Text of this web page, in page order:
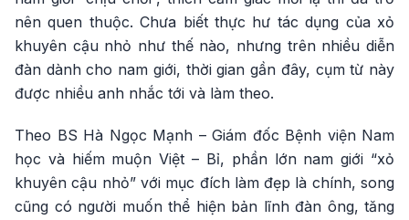
nên quen thuộc. Chưa biết thực hư tác dụng của xỏ
khuyên cậu nhỏ như thế nào, nhưng trên nhiều diễn
đàn dành cho nam giới, thời gian gần đây, cụm từ này
được nhiều anh nhắc tới và làm theo.
Theo BS Hà Ngọc Mạnh – Giám đốc Bệnh viện Nam
học và hiếm muộn Việt – Bỉ, phần lớn nam giới “xỏ
khuyên cậu nhỏ” với mục đích làm đẹp là chính, song
cũng có người muốn thể hiện bản lĩnh đàn ông, tăng